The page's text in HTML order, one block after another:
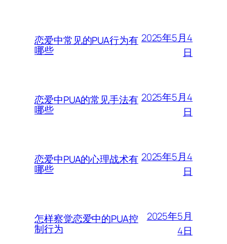
恋爱中常见的PUA行为有
哪些
2025年5月4
日
恋爱中PUA的常见手法有
哪些
2025年5月4
日
恋爱中PUA的心理战术有
哪些
2025年5月4
日
怎样察觉恋爱中的PUA控
制行为
2025年5月
4日